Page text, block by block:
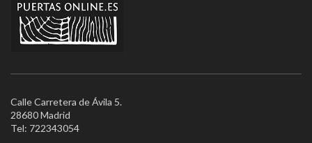
Calle Carretera de Ávila 5.
28680 Madrid
Tel: 722343054